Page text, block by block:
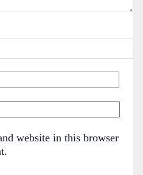
website in this browser